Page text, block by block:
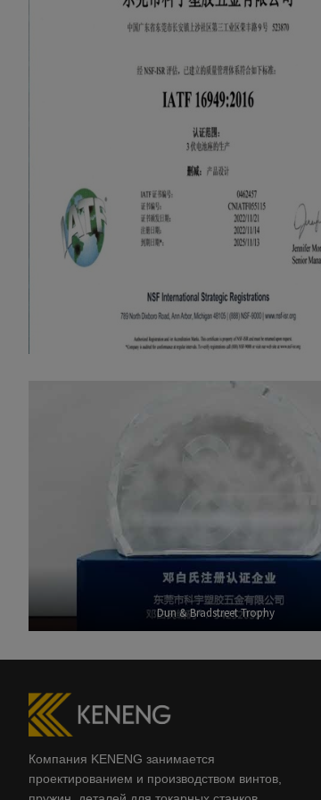
Dun & Bradstreet Trophy
Компания KENENG занимается
проектированием и производством винтов,